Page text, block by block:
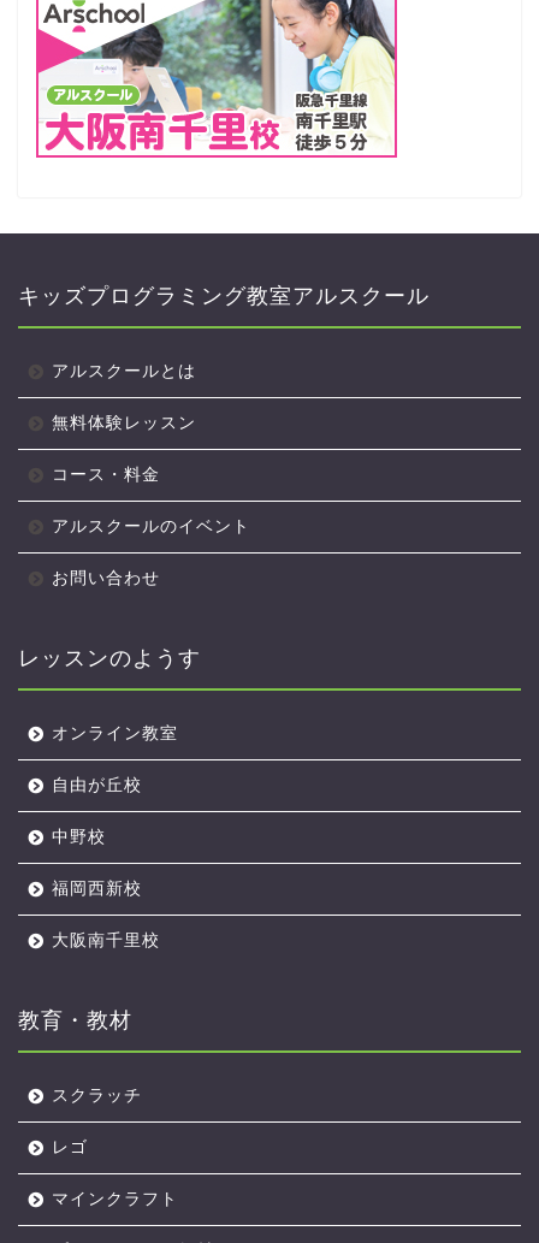
キッズプログラミング教室アルスクール
アルスクールとは
無料体験レッスン
コース・料金
アルスクールのイベント
お問い合わせ
レッスンのようす
オンライン教室
自由が丘校
中野校
福岡西新校
大阪南千里校
教育・教材
スクラッチ
レゴ
マインクラフト